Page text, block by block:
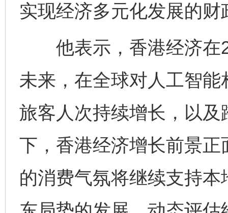
实现经济多元化发展的财
他表示，香港经济在
未来，在全球对人工智
旅客人次持续增长，以
下，香港经济增长前景
的消费气氛将继续支持